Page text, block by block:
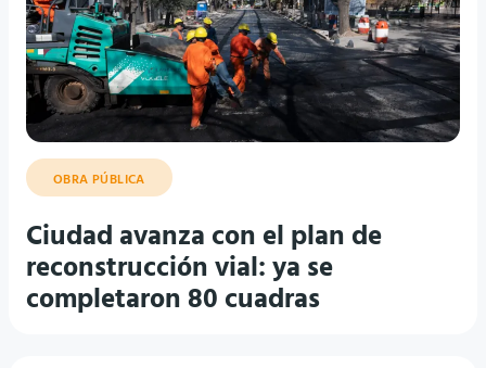
OBRA PÚBLICA
Ciudad avanza con el plan de
reconstrucción vial: ya se
completaron 80 cuadras